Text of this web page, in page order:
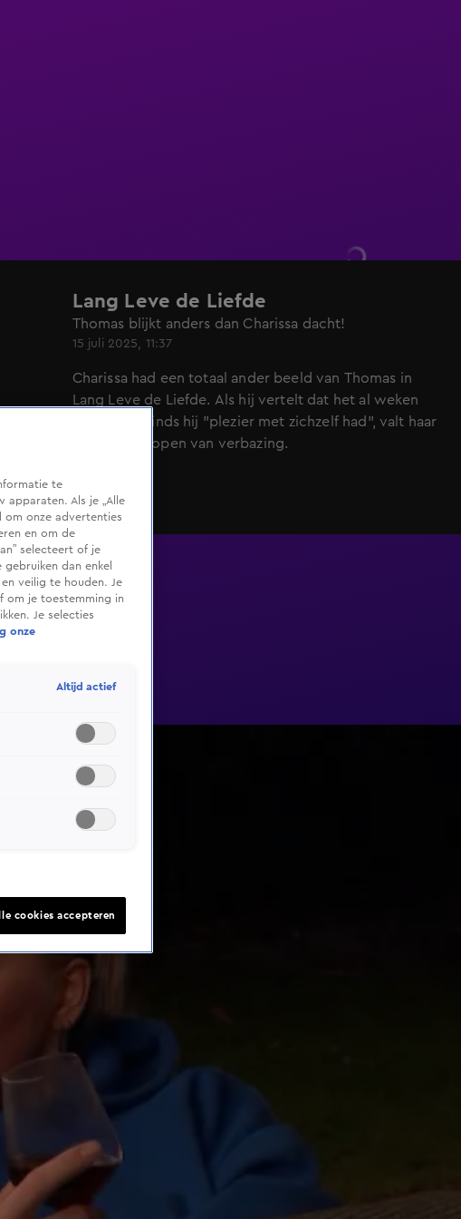
Lang Leve de Liefde
Thomas blijkt anders dan Charissa dacht!
15 juli 2025, 11:37
Charissa had een totaal ander beeld van Thomas in
Lang Leve de Liefde. Als hij vertelt dat het al weken
geleden is sinds hij "plezier met zichzelf had", valt haar
mond bijna open van verbazing.
te
Als je „Alle
om onze advertenties
en om de
selecteert of je
dan enkel
veilig te houden. Je
om je toestemming in
Je selecties
onze
Altijd actief
cookies accepteren